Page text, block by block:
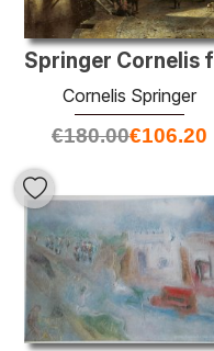
Cornelis Springer
€180.00€106.20